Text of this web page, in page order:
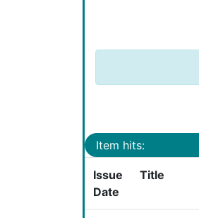
Item hits:
Issue
Date
Title